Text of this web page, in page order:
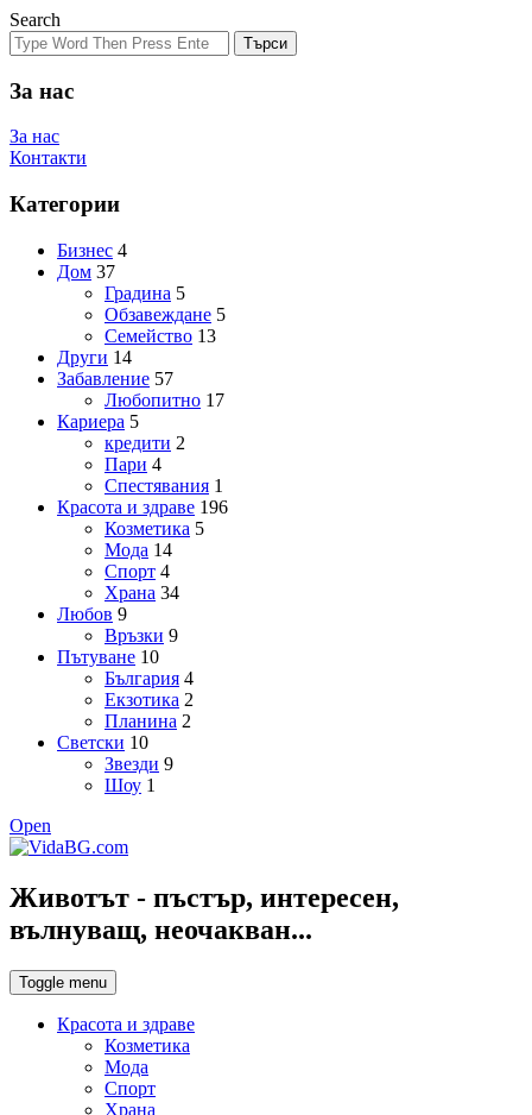
Search
Търси
За нас
За нас
Контакти
Категории
Бизнес 4
Дом 37
Градина 5
Обзавеждане 5
Семейство 13
Други 14
Забавление 57
Любопитно 17
Кариера 5
кредити 2
Пари 4
Спестявания 1
Красота и здраве 196
Козметика 5
Мода 14
Спорт 4
Храна 34
Любов 9
Връзки 9
Пътуване 10
България 4
Екзотика 2
Планина 2
Светски 10
Звезди 9
Шоу 1
Open
Животът - пъстър, интересен,
вълнуващ, неочакван...
Toggle menu
Красота и здраве
Козметика
Мода
Спорт
Храна